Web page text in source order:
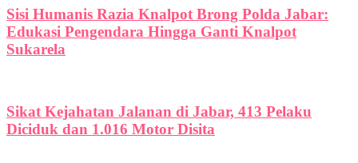
Sisi Humanis Razia Knalpot Brong Polda Jabar:
Edukasi Pengendara Hingga Ganti Knalpot
Sukarela
Sikat Kejahatan Jalanan di Jabar, 413 Pelaku
Diciduk dan 1.016 Motor Disita